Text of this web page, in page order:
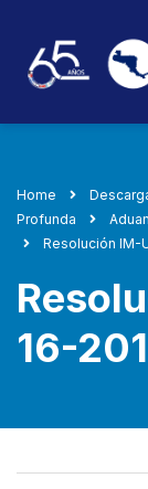
Home
Profunda
Resolución IM-
16-